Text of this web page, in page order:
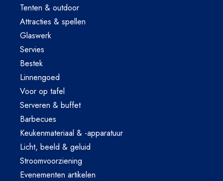
Tenten & outdoor
Attracties & spellen
Glaswerk
Servies
Bestek
Linnengoed
Voor op tafel
Serveren & buffet
Barbecues
Keukenmateriaal & -apparatuur
Licht, beeld & geluid
Stroomvoorziening
Evenementen artikelen